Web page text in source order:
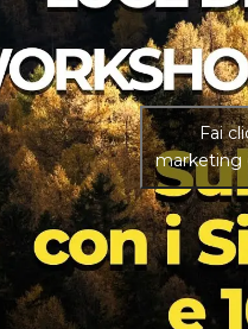
Fai
marketing